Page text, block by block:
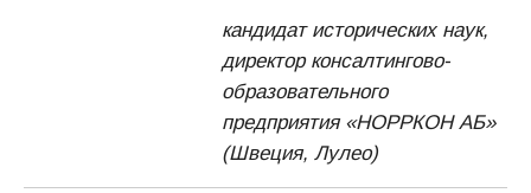
кандидат исторических наук,
директор консалтингово-
образовательного
предприятия «НОРРКОН АБ»
(Швеция, Лулео)